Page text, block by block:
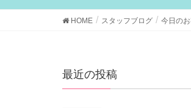
HOME スタッフブログ 今日の
最近の投稿